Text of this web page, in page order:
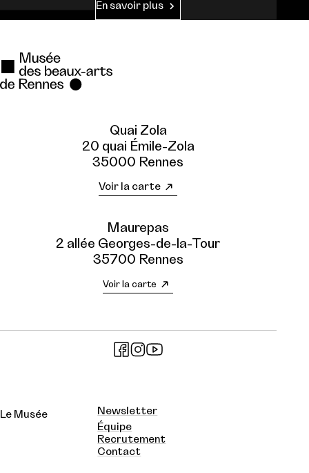
En savoir plus
Quai Zola
20 quai Émile-Zola
35000 Rennes
Voir la carte
Maurepas
2 allée Georges-de-la-Tour
35700 Rennes
Voir la carte
Le Musée
Newsletter
Équipe
Recrutement
Contact